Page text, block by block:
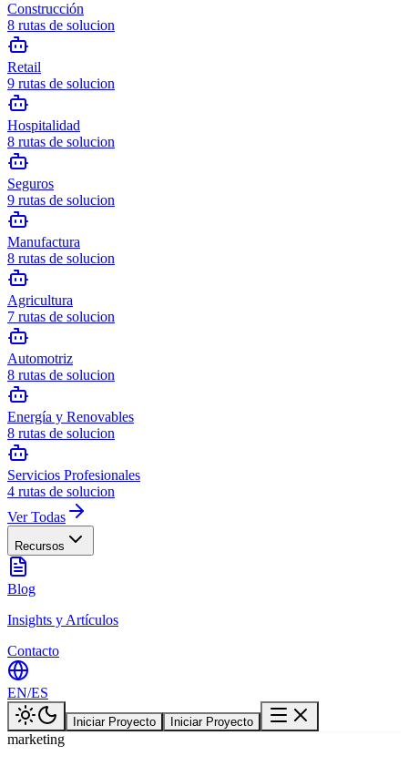
Construcción
8 rutas de solucion
Retail
9 rutas de solucion
Hospitalidad
8 rutas de solucion
Seguros
9 rutas de solucion
Manufactura
8 rutas de solucion
Agricultura
7 rutas de solucion
Automotriz
8 rutas de solucion
Energía y Renovables
8 rutas de solucion
Servicios Profesionales
4 rutas de solucion
Ver Todas
Recursos
Blog
Insights y Artículos
Contacto
EN/ES
Iniciar Proyecto Iniciar Proyecto
marketing